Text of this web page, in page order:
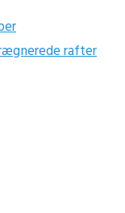
rafter